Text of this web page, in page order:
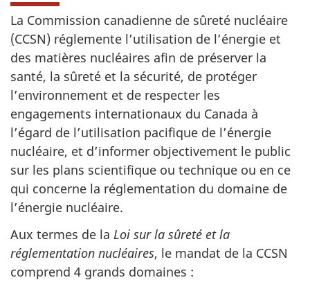
La Commission canadienne de sûreté nucléaire
(CCSN) réglemente l’utilisation de l’énergie et
des matières nucléaires afin de préserver la
santé, la sûreté et la sécurité, de protéger
l’environnement et de respecter les
engagements internationaux du Canada à
l’égard de l’utilisation pacifique de l’énergie
nucléaire, et d’informer objectivement le public
sur les plans scientifique ou technique ou en ce
qui concerne la réglementation du domaine de
l’énergie nucléaire.
Aux termes de la Loi sur la sûreté et la
réglementation nucléaires, le mandat de la CCSN
comprend 4 grands domaines :